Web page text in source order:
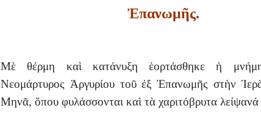
Ἐπανωμῆς.
Μὲ θέρμη καὶ κατάνυξη ἑορτάσθηκε ἡ
Νεομάρτυρος Ἀργυρίου τοῦ ἐξ Ἐπανωμῆς στὴν
Μηνᾶ, ὅπου φυλάσσονται καὶ τὰ χαριτόβρυτα λείψανά